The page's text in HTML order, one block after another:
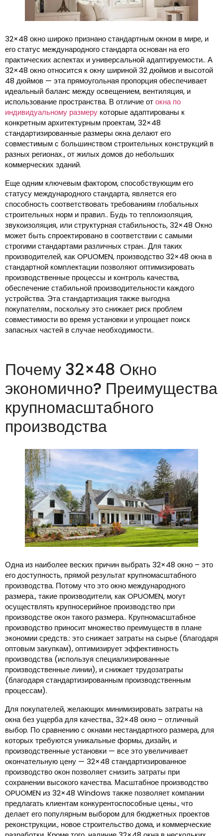
32×48 окно широко признано стандартным окном в мире, и
его статус международного стандарта основан на его
практических аспектах и ​​универсальной адаптируемости.. А
32×48 окно относится к окну шириной 32 дюймов и высотой
48 дюймов — эта прямоугольная пропорция обеспечивает
идеальный баланс между освещением, вентиляция, и
использование пространства. В отличие отокна по
индивидуальному размеру которые адаптированы к
конкретным архитектурным проектам, 32×48
стандартизированные размеры окна делают его
совместимым с большинством строительных конструкций в
разных регионах., от жилых домов до небольших
коммерческих зданий.
Еще одним ключевым фактором, способствующим его
статусу международного стандарта, является его
способность соответствовать требованиям глобальных
строительных норм и правил.. Будь то теплоизоляция,
звукоизоляция, или структурная стабильность, 32×48 Окно
может быть спроектировано в соответствии с самыми
строгими стандартами различных стран.. Для таких
производителей, как OPUOMEN, производство 32×48 окна в
стандартной комплектации позволяют оптимизировать
производственные процессы и контроль качества,
обеспечение стабильной производительности каждого
устройства. Эта стандартизация также выгодна
покупателям., поскольку это снижает риск проблем
совместимости во время установки и упрощает поиск
запасных частей в случае необходимости..
Почему 32×48 Окно
экономично? Преимущества
крупномасштабного
производства
Одна из наиболее веских причин выбрать 32×48 окно – это
его доступность, прямой результат крупномасштабного
производства. Потому что это окно международного
размера., такие производители, как OPUOMEN, могут
осуществлять крупносерийное производство при
производстве окон такого размера.. Крупномасштабное
производство приносит множество преимуществ в плане
экономии средств.: это снижает затраты на сырье (благодаря
оптовым закупкам), оптимизирует эффективность
производства (используя специализированные
производственные линии), и снижает трудозатраты
(благодаря стандартизированным производственным
процессам).
Для покупателей, желающих минимизировать затраты на
окна без ущерба для качества., 32×48 окно – отличный
выбор. По сравнению с окнами нестандартного размера, для
которых требуются уникальные формы, дизайн, и
производственные установки — все это увеличивает
окончательную цену — 32×48 стандартизированное
производство окон позволяет снизить затраты при
сохранении высокого качества. Масштабное производство
OPUOMEN из 32×48 Windows также позволяет компании
предлагать клиентам конкурентоспособные цены., что
делает его популярным выбором для бюджетных проектов
реконструкции., новое строительство дома, и коммерческие